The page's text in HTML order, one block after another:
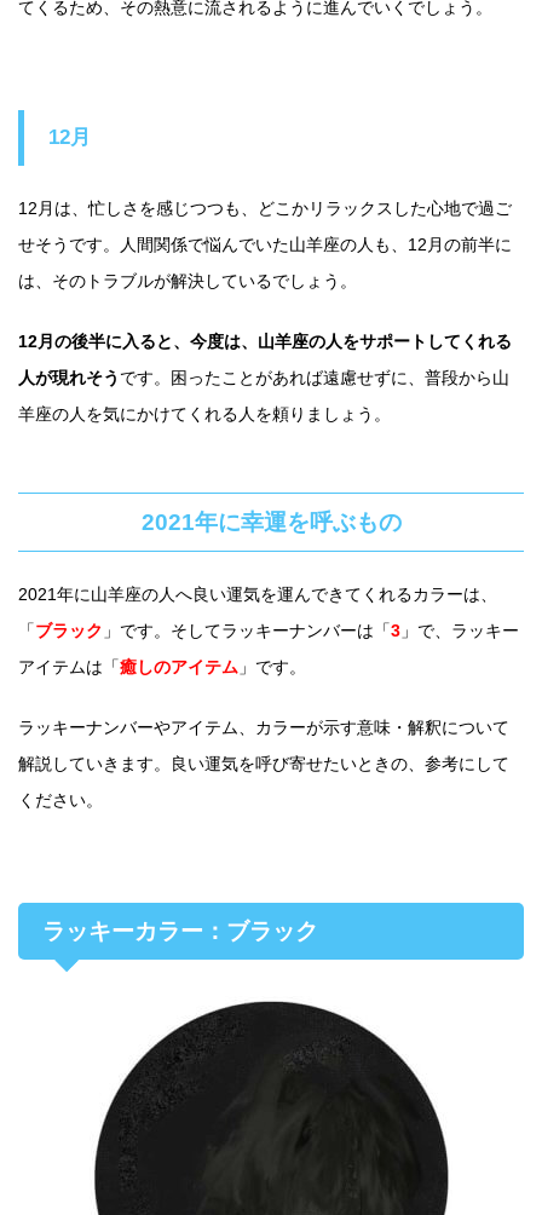
てくるため、その熱意に流されるように進んでいくでしょう。
12月
12月は、忙しさを感じつつも、どこかリラックスした心地で過ご
せそうです。人間関係で悩んでいた山羊座の人も、12月の前半に
は、そのトラブルが解決しているでしょう。
12月の後半に入ると、今度は、山羊座の人をサポートしてくれる
人が現れそう です。困ったことがあれば遠慮せずに、普段から山
羊座の人を気にかけてくれる人を頼りましょう。
2021年に幸運を呼ぶもの
2021年に山羊座の人へ良い運気を運んできてくれるカラーは、
「ブラック 」です。そしてラッキーナンバーは「3 」で、ラッキー
アイテムは「癒しのアイテム 」です。
ラッキーナンバーやアイテム、カラーが示す意味・解釈について
解説していきます。良い運気を呼び寄せたいときの、参考にして
ください。
ラッキーカラー：ブラック